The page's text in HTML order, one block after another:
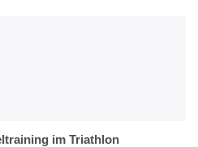
im Triathlon